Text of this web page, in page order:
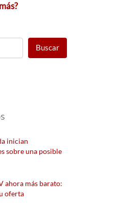
Buscar
inician
sobre una posible
ahora más barato:
oferta